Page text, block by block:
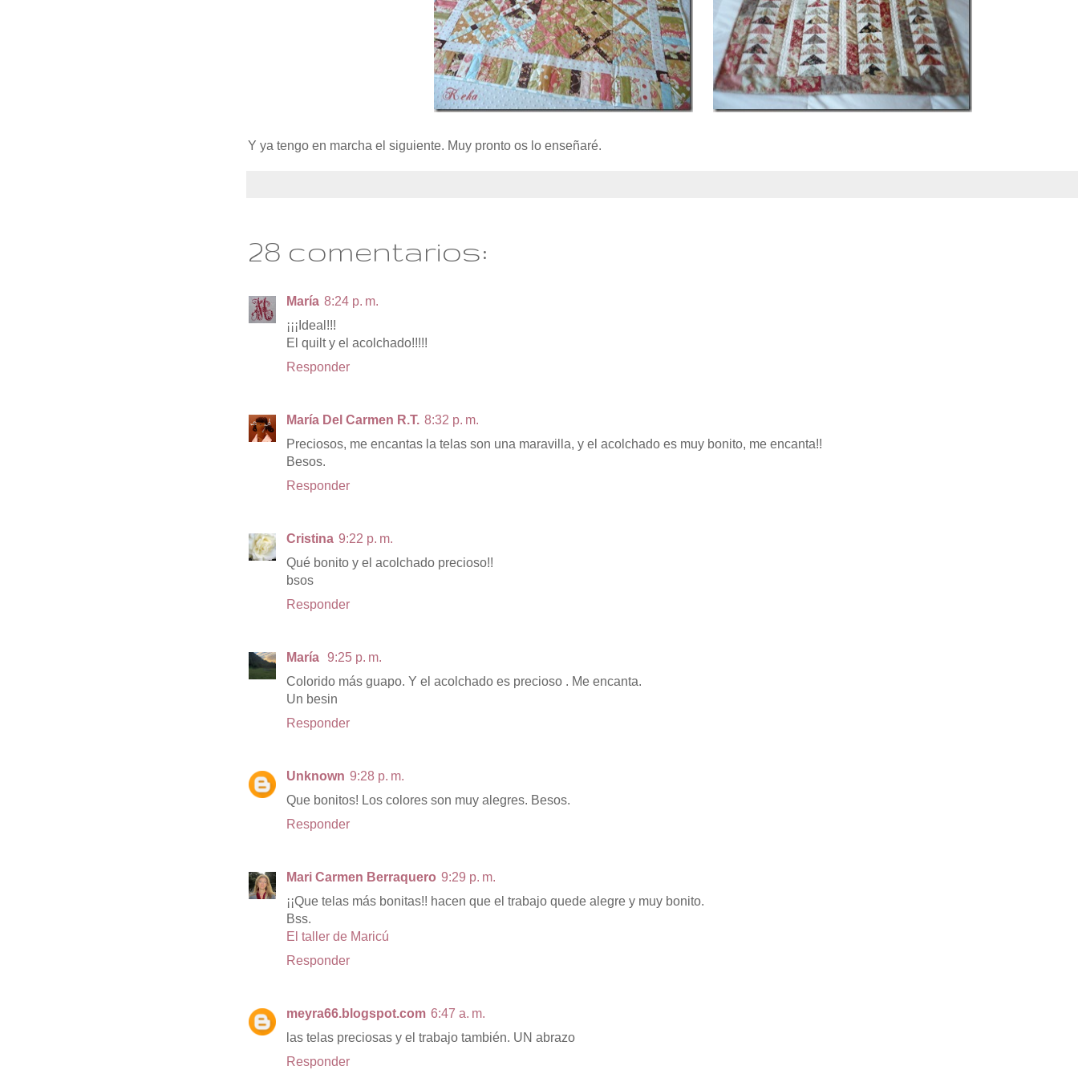
Y ya tengo en marcha el siguiente. Muy pronto os lo enseñaré.
28 comentarios:
María 8:24 p. m.
¡¡¡Ideal!!!
El quilt y el acolchado!!!!!
Responder
María Del Carmen R.T. 8:32 p. m.
Preciosos, me encantas la telas son una maravilla, y el acolchado es muy bonito, me encanta!!
Besos.
Responder
Cristina 9:22 p. m.
Qué bonito y el acolchado precioso!!
bsos
Responder
María 9:25 p. m.
Colorido más guapo. Y el acolchado es precioso . Me encanta.
Un besin
Responder
Unknown 9:28 p. m.
Que bonitos! Los colores son muy alegres. Besos.
Responder
Mari Carmen Berraquero 9:29 p. m.
¡¡Que telas más bonitas!! hacen que el trabajo quede alegre y muy bonito.
Bss.
El taller de Maricú
Responder
meyra66.blogspot.com 6:47 a. m.
las telas preciosas y el trabajo también. UN abrazo
Responder